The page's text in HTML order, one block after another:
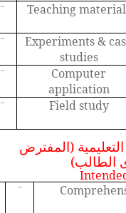
Teaching
¨
Experiments &
studies
¨
Computer
application
¨
Field study
¨
(المفترض
الطالب)
¨